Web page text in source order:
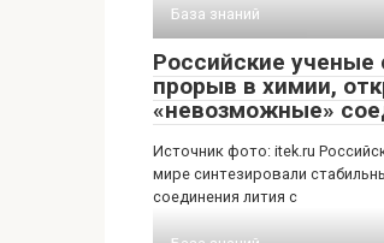
База знаний
Российские ученые
прорыв в химии,
«невозможные»
Источник фото: itek.ru
мире синтезировали
соединения лития с